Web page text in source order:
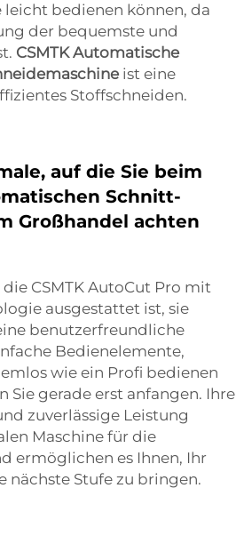
leicht bedienen können, da
der bequemste und
CSMTK Automatische
ist eine
Stoffschneiden.
auf die Sie beim
Schnitt-
Großhandel achten
CSMTK AutoCut Pro mit
ausgestattet ist, sie
benutzerfreundliche
Bedienelemente,
wie ein Profi bedienen
Sie gerade erst anfangen. Ihre
zuverlässige Leistung
Maschine für die
ermöglichen es Ihnen, Ihr
nächste Stufe zu bringen.